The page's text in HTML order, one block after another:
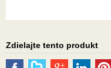
Zdielajte tento produkt